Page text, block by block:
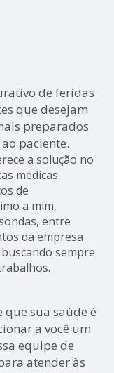
de feridas
que desejam
preparados
paciente.
a solução no
médicas
de
a mim,
entre
da empresa
sempre
sua saúde é
a você um
equipe de
atender às